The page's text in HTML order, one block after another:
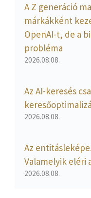
A Z generáció
márkákként
OpenAI-t, de a
probléma
2026.08.08.
Az AI-keresés
2026.08.08.
Az
Valamelyik eléri
2026.08.08.